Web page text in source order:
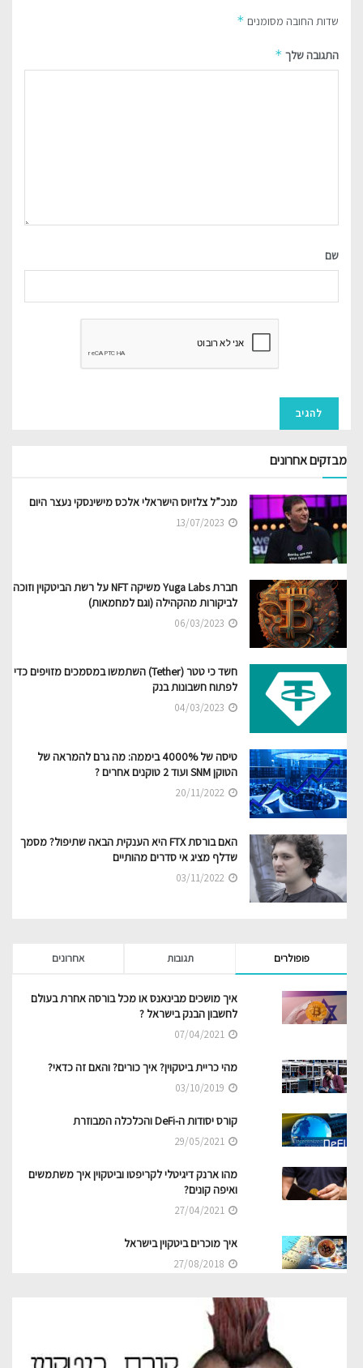
שדות החובה מסומנים *
התגובה שלך *
שם
מבזקים אחרונים
מנכ”ל צלזיוס הישראלי אלכס מישינסקי נעצר היום
חברת Yuga Labs משיקה NFT על רשת הביטקוין וזוכה
לביקורות מהקהילה (וגם למחמאות)
חשד כי טטר (Tether) השתמשו במסמכים מזויפים כדי
לפתוח חשבונות בנק
טיסה של 4000% ביממה: מה גרם להמראה של
הטוקן SNM ועוד 2 טוקנים אחרים ?
האם בורסת FTX היא הענקית הבאה שתיפול? מסמך
שדלף מציג אי סדרים מהותיים
פופולרים תגובות אחרונים
איך מושכים מבינאנס או מכל בורסה אחרת בעולם
לחשבון הבנק בישראל ?
מהי כריית ביטקוין? איך כורים? והאם זה כדאי?
קורס יסודות ה-DeFi והכלכלה המבוזרת
מהו ארנק דיגיטלי לקריפטו וביטקוין איך משתמשים
ואיפה קונים?
איך מוכרים ביטקוין בישראל